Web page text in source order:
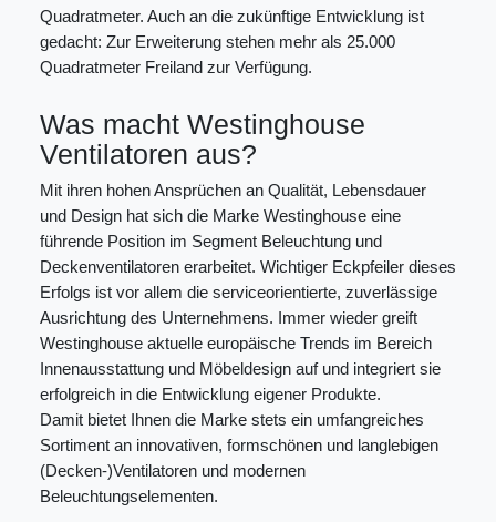
Quadratmeter. Auch an die zukünftige Entwicklung ist
gedacht: Zur Erweiterung stehen mehr als 25.000
Quadratmeter Freiland zur Verfügung.
Was macht Westinghouse
Ventilatoren aus?
Mit ihren hohen Ansprüchen an Qualität, Lebensdauer
und Design hat sich die Marke Westinghouse eine
führende Position im Segment Beleuchtung und
Deckenventilatoren erarbeitet. Wichtiger Eckpfeiler dieses
Erfolgs ist vor allem die serviceorientierte, zuverlässige
Ausrichtung des Unternehmens. Immer wieder greift
Westinghouse aktuelle europäische Trends im Bereich
Innenausstattung und Möbeldesign auf und integriert sie
erfolgreich in die Entwicklung eigener Produkte.
Damit bietet Ihnen die Marke stets ein umfangreiches
Sortiment an innovativen, formschönen und langlebigen
(Decken-)Ventilatoren und modernen
Beleuchtungselementen.